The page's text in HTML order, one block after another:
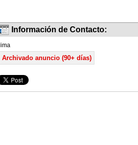
Información de Contacto:
lima
Archivado anuncio (90+ días)